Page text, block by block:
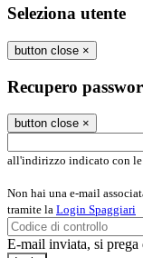
Seleziona utente
button close ×
Recupero
button close ×
all'indirizzo indicato con le
Non hai una e-mail
tramite la Login Spaggiari
E-mail inviata, si prega